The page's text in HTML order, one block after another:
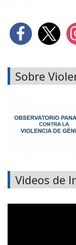
Sobre
Videos de